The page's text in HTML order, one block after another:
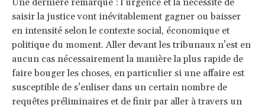
saisir la justice vont inévitablement gagner ou baisser
en intensité selon le contexte social, économique et
politique du moment. Aller devant les tribunaux n’est en
aucun cas nécessairement la manière la plus rapide de
faire bouger les choses, en particulier si une affaire est
susceptible de s’enliser dans un certain nombre de
requêtes préliminaires et de finir par aller à travers un